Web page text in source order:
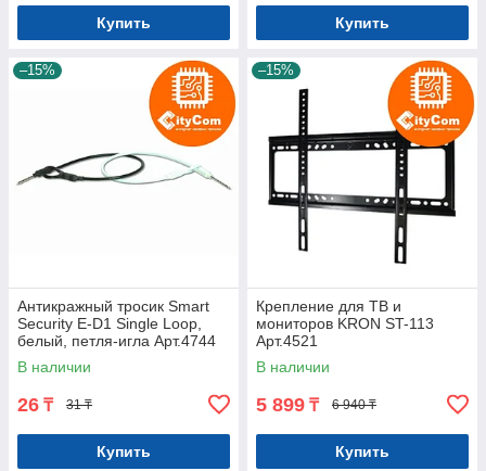
Купить Купить
–15%
Антикражный тросик Smart
Security E-D1 Single Loop,
белый, петля-игла Арт.4744
В наличии
26 ₸ 31 ₸
Купить
–15%
Крепление для ТВ и
мониторов KRON ST-113
Арт.4521
В наличии
5 899 ₸ 6 940 ₸
Купить